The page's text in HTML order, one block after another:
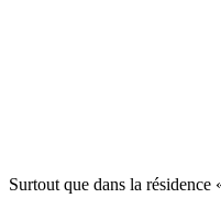
Surtout que dans la